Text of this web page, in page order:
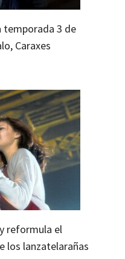
temporada 3 de
Caraxes
reformula el
los lanzatelarañas